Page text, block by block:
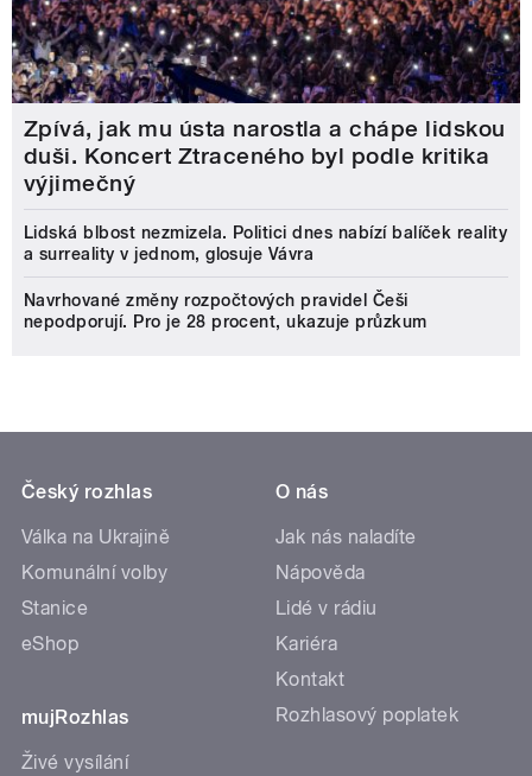
Zpívá, jak mu ústa narostla a chápe lidskou
duši. Koncert Ztraceného byl podle kritika
výjimečný
Lidská blbost nezmizela. Politici dnes nabízí balíček reality
a surreality v jednom, glosuje Vávra
Navrhované změny rozpočtových pravidel Češi
nepodporují. Pro je 28 procent, ukazuje průzkum
Český rozhlas
Válka na Ukrajině
Komunální volby
Stanice
eShop
mujRozhlas
Živé vysílání
O nás
Jak nás naladíte
Nápověda
Lidé v rádiu
Kariéra
Kontakt
Rozhlasový poplatek